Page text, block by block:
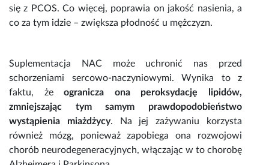
się z PCOS. Co więcej, poprawia on jakość nasienia, a
co za tym idzie – zwiększa płodność u mężczyzn.
Suplementacja NACmoże uchronić nas przed
schorzeniami sercowo-naczyniowymi. Wynika to z
faktu, żeogranicza ona peroksydację lipidów,
zmniejszając tym samym prawdopodobieństwo
wystąpienia miażdżycy. Na jej zażywaniu korzysta
również mózg, ponieważ zapobiega ona rozwojowi
chorób neurodegeneracyjnych, włączając w to chorobę